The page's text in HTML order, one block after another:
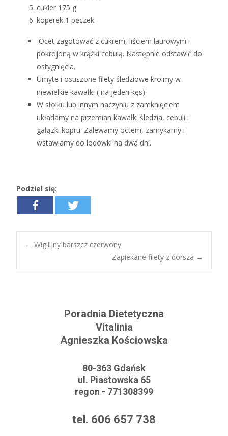
cukier 175 g
koperek 1 pęczek
Ocet zagotować z cukrem, liściem laurowym i
pokrojoną w krążki cebulą. Następnie odstawić do
ostygnięcia.
Umyte i osuszone filety śledziowe kroimy w
niewielkie kawałki ( na jeden kęs).
W słoiku lub innym naczyniu z zamknięciem
układamy na przemian kawałki śledzia, cebuli i
gałązki kopru. Zalewamy octem, zamykamy i
wstawiamy do lodówki na dwa dni.
Podziel się:
Post navigation
← Wigilijny barszcz czerwony
Zapiekane filety z dorsza →
Poradnia Dietetyczna
Vitalinia
Agnieszka Kościowska
80-363 Gdańsk
ul. Piastowska 65
regon - 771308399
tel. 606 657 738